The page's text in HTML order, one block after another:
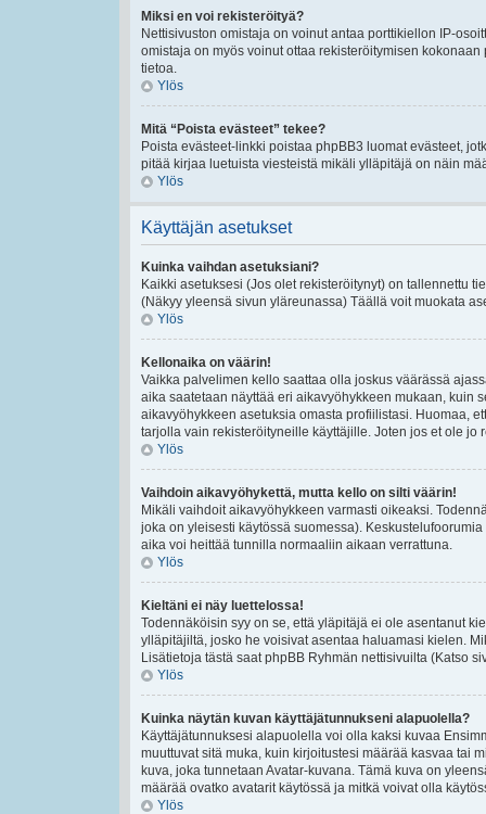
Miksi en voi rekisteröityä?
Nettisivuston omistaja on voinut antaa porttikiellon IP-
omistaja on myös voinut ottaa rekisteröitymisen
tietoa.
Ylös
Mitä “Poista evästeet” tekee?
Poista evästeet-linkki poistaa phpBB3 luomat evästeet,
pitää kirjaa luetuista viesteistä mikäli ylläpitäjä on näin
Ylös
Käyttäjän asetukset
Kuinka vaihdan asetuksiani?
Kaikki asetuksesi (Jos olet rekisteröitynyt) on tallennettu
(Näkyy yleensä sivun yläreunassa) Täällä voit muokata
Ylös
Kellonaika on väärin!
Vaikka palvelimen kello saattaa olla joskus väärässä
aika saatetaan näyttää eri aikavyöhykkeen mukaan, kuin
aikavyöhykkeen asetuksia omasta profiilistasi. Huomaa,
tarjolla vain rekisteröityneille käyttäjille. Joten jos et ole jo
Ylös
Vaihdoin aikavyöhykettä, mutta kello on silti väärin!
Mikäli vaihdoit aikavyöhykkeen varmasti oikeaksi.
joka on yleisesti käytössä suomessa).
aika voi heittää tunnilla normaaliin aikaan verrattuna.
Ylös
Kieltäni ei näy luettelossa!
Todennäköisin syy on se, että yläpitäjä ei ole asentanut
ylläpitäjiltä, josko he voisivat asentaa haluamasi kielen.
Lisätietoja tästä saat phpBB Ryhmän nettisivuilta (Katso
Ylös
Kuinka näytän kuvan käyttäjätunnukseni alapuolella?
Käyttäjätunnuksesi alapuolella voi olla kaksi kuvaa
muuttuvat sitä muka, kuin kirjoitustesi määrää kasvaa tai
kuva, joka tunnetaan Avatar-kuvana. Tämä kuva on
määrää ovatko avatarit käytössä ja mitkä voivat olla
Ylös